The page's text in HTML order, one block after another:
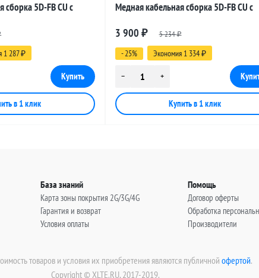
5D-FB CU с
1 287₽
Медная кабельная сборка 5D-FB CU с
метров
3 900 ₽ 5 234₽
- 25% Экономия 1 334 ₽
База знаний
Карта зоны покрытия 2G/3G/4G
Гарантия и возврат
Условия оплаты
Помощь
Договор оферты
Обработка
Производители
товаров и условия их приобретения являются публичной офертой.
Copyright © XLTE.RU, 2017-2019.